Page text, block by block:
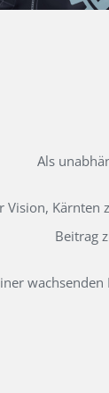
Als
Vision,
Beitrag